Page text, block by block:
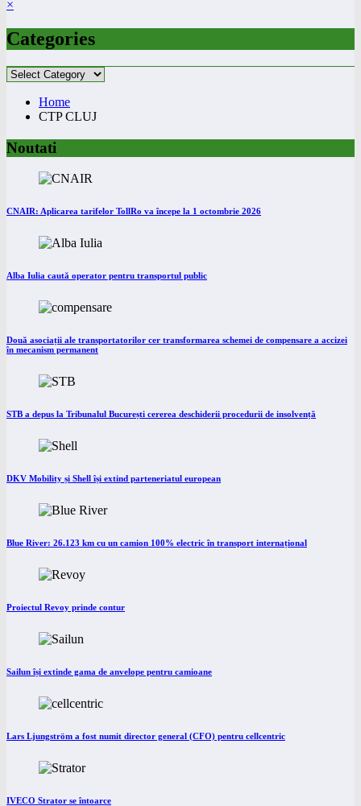
×
Categories
Categories
Home
CTP CLUJ
Noutati
CNAIR: Aplicarea tarifelor TollRo va începe la 1 octombrie 2026
Alba Iulia caută operator pentru transportul public
Două asociații ale transportatorilor cer transformarea schemei de compensare a accizei
în mecanism permanent
STB a depus la Tribunalul București cererea deschiderii procedurii de insolvență
DKV Mobility și Shell își extind parteneriatul european
Blue River: 26.123 km cu un camion 100% electric în transport internațional
Proiectul Revoy prinde contur
Sailun își extinde gama de anvelope pentru camioane
Lars Ljungström a fost numit director general (CFO) pentru cellcentric
IVECO Strator se întoarce